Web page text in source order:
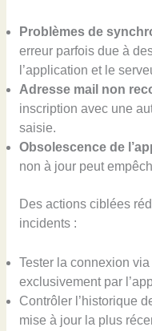
Problèmes de
erreur parfois due à
l’application et le
Adresse mail non
inscription avec une
saisie.
Obsolescence de
non à jour peut
Des actions ciblées
incidents :
Tester la connexion
exclusivement par
Contrôler l’historique
mise à jour la plus